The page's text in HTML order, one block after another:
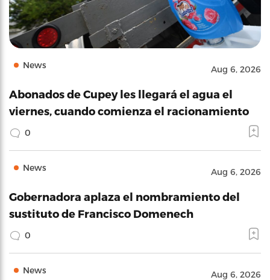
News Aug 6, 2026
Abonados de Cupey les llegará el agua el
viernes, cuando comienza el racionamiento
0
News Aug 6, 2026
Gobernadora aplaza el nombramiento del
sustituto de Francisco Domenech
0
News Aug 6, 2026